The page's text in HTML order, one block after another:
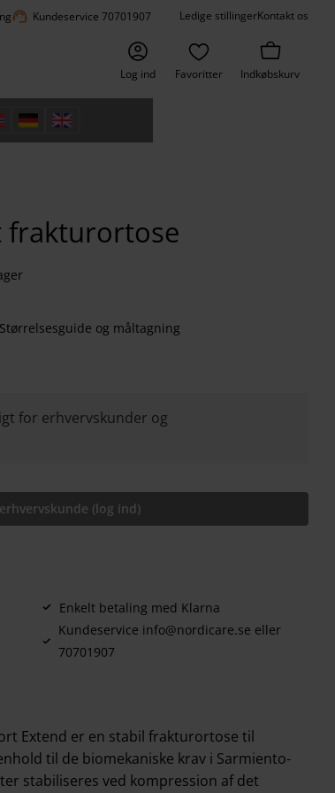
support_agent Kundeservice 70701907 Ledige stillingerKontakt os
Log ind Favoritter Indkøbskurv
frakturortose
og måltagning
for erhvervskunder og
(log ind)
Enkelt betaling med Klarna
Kundeservice info@nordicare.se eller
70701907
Extend er en stabil frakturortose til
til de biomekaniske krav i Sarmiento-
stabiliseres ved kompression af det